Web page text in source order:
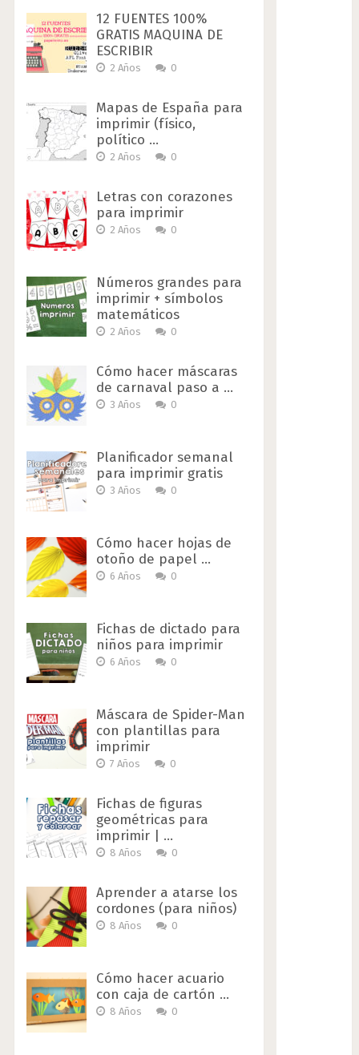
12 FUENTES 100%
GRATIS MAQUINA DE
ESCRIBIR
2 Años 0
Mapas de España para
imprimir (físico,
político …
2 Años 0
Letras con corazones
para imprimir
2 Años 0
Números grandes para
imprimir + símbolos
matemáticos
2 Años 0
Cómo hacer máscaras
de carnaval paso a …
3 Años 0
Planificador semanal
para imprimir gratis
3 Años 0
Cómo hacer hojas de
otoño de papel …
6 Años 0
Fichas de dictado para
niños para imprimir
6 Años 0
Máscara de Spider-Man
con plantillas para
imprimir
7 Años 0
Fichas de figuras
geométricas para
imprimir | …
8 Años 0
Aprender a atarse los
cordones (para niños)
8 Años 0
Cómo hacer acuario
con caja de cartón …
8 Años 0